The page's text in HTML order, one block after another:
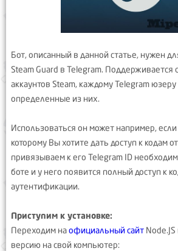
Бот, описанный в данной статье, нужен
Steam Guard в Telegram. Поддерживается
аккаунтов Steam, каждому Telegram
определенные из них.
Использоваться он может например, если
которому Вы хотите дать доступ к кодам
привязываем к его Telegram ID
боте и у него появится полный доступ к
аутентификации.
Приступим к установке:
Переходим наофициальный сайт
версию на свой компьютер: